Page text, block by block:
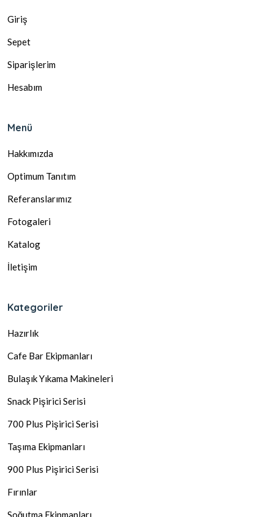
Giriş
Sepet
Siparişlerim
Hesabım
Menü
Hakkımızda
Optimum Tanıtım
Referanslarımız
Fotogaleri
Katalog
İletişim
Kategoriler
Hazırlık
Cafe Bar Ekipmanları
Bulaşık Yıkama Makineleri
Snack Pişirici Serisi
700 Plus Pişirici Serisi
Taşıma Ekipmanları
900 Plus Pişirici Serisi
Fırınlar
Soğutma Ekipmanları